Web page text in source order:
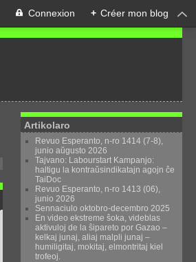
Connexion + Créer mon blog
Artikolaro
Revuo Esperanto, n-ro 1414 (7-8),
junio aŭgusto 2026
Tajvano: Labourstart Kampanjo:
haltigu la kontraŭsindikatajn agojn ĉe
TaiDoc
Revuo Esperanto, n-ro 1413 (06),
junio 2026
Sennaciulo oktobro-decembro 2025
En video ekstreme ŝoka, videblas
aktivuloj de la ŝipareto por Gazao –
kelkaj junaj, aliaj malpli junaj –
humiligitaj, mokitaj, elmontritaj kiel
trofeoj.